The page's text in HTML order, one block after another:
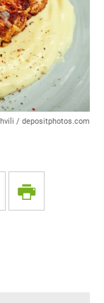
/ depositphotos.com